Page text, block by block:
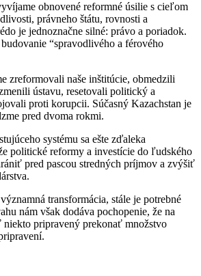
obnovené reformné úsilie s cieľom
právneho štátu, rovnosti a
je jednoznačne silné: právo a poriadok.
“spravodlivého a férového
zreformovali naše inštitúcie, obmedzili
ústavu, resetovali politický a
proti korupcii. Súčasný Kazachstan je
pred dvoma rokmi.
systému sa ešte zďaleka
politické reformy a investície do ľudského
pred pascou stredných príjmov a zvýšiť
transformácia, stále je potrebné
nám však dodáva pochopenie, že na
niekto pripravený prekonať množstvo